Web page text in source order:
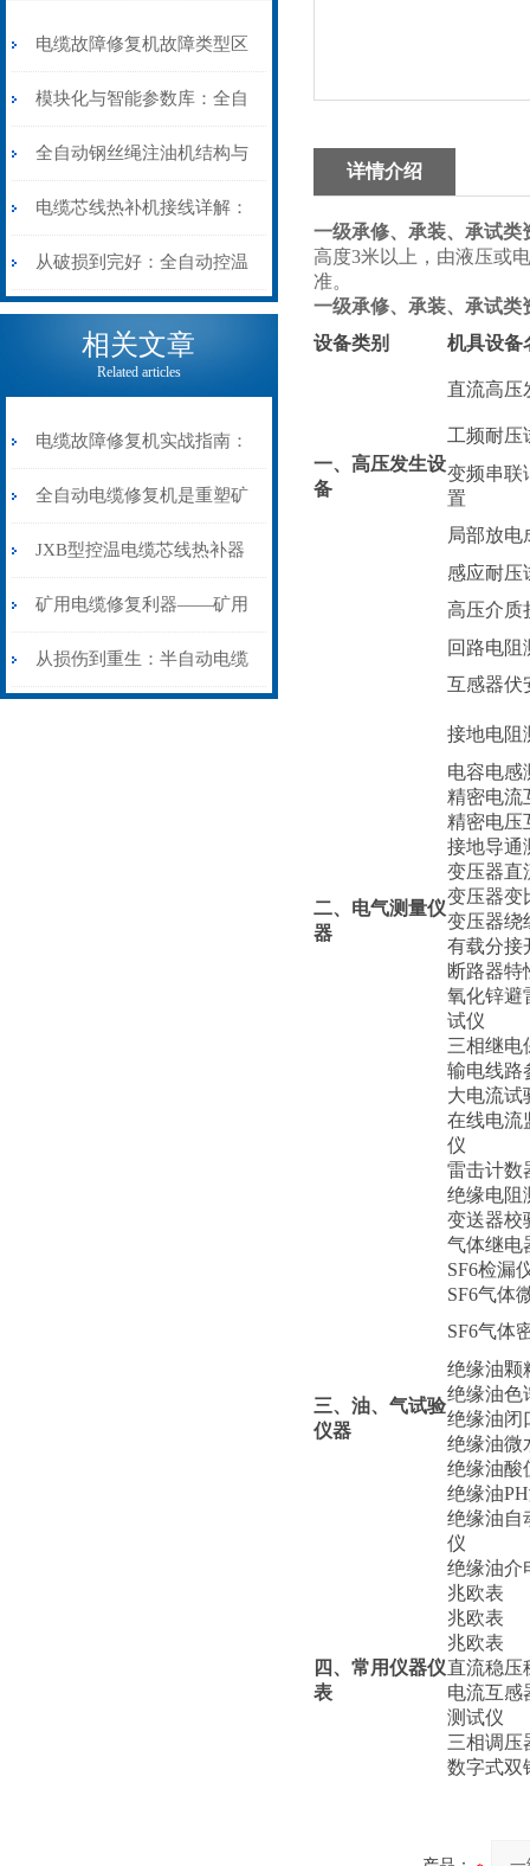
电缆故障修复机故障类型区
分指南：从“绝缘电
阻”到“波形特征”的精准诊
断逻辑
模块化与智能参数库：全自
动电缆修复机的快速换型逻
辑
全自动钢丝绳注油机结构与
工作原理：揭秘高效润滑的
机械密码
电缆芯线热补机接线详解：
从入门到精通
从破损到完好：全自动控温
电缆热补机的核心价值
相关文章
Related articles
电缆故障修复机实战指南：
从“盲测”到“精确定点”的三
步作业法
全自动电缆修复机是重塑矿
山电力动脉的“智能外科医
生”
JXB型控温电缆芯线热补器
安装与接线：精准修复的工
艺基石
矿用电缆修复利器——矿用
电缆热补机智能控温，安全
从损伤到重生：半自动电缆
详情介绍
一级承修、承装、承试类
高度3米以上，由液压或
准。
一级承修、承装、承试类
设备类别
机具设备
一、高压发生设
备
直流高压
工频耐压
变频串联
置
局部放电
感应耐压
二、电气测量仪
器
高压介质
回路电阻
互感器伏
接地电阻
电容电感
精密电流
精密电压
接地导通
变压器直
变压器变
变压器绕
有载分接
断路器特
氧化锌避
试仪
三相继电
输电线路
大电流试
在线电流
仪
雷击计数
绝缘电阻
变送器校
气体继电
三、油、气试验
仪器
SF6检漏
SF6气体
SF6气体
绝缘油颗
绝缘油色
绝缘油闭
绝缘油微
绝缘油酸
绝缘油
绝缘油自
仪
绝缘油介
四、常用仪器仪
表
兆欧表
兆欧表
兆欧表
直流稳压
电流互感
测试仪
三相调压
数字式双